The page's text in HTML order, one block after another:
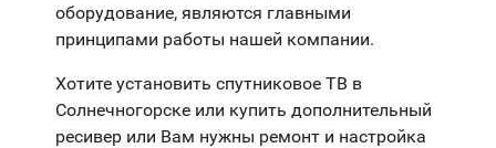
оборудование, являются главными
принципами работы нашей компании.
Хотите установить спутниковое ТВ в
Солнечногорске или купить дополнительный
ресивер или Вам нужны ремонт и настройка